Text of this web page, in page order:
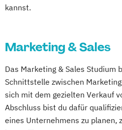
kannst.
Marketing & Sales
Das Marketing & Sales Studium
Schnittstelle zwischen
sich mit dem gezielten Verkauf
Abschluss bist du dafür
eines Unternehmens zu planen,